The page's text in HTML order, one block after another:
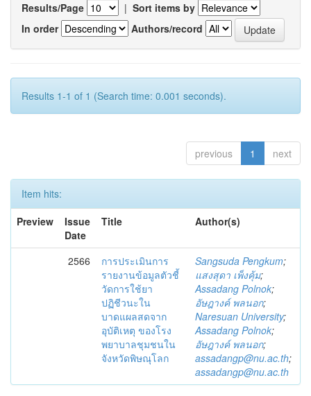
Results/Page | Sort items by
In order
Authors/record
Results 1-1 of 1 (Search time: 0.001 seconds).
previous 1 next
Item hits:
Preview
Issue
Date
Title Author(s)
2566
การประเมินการ
รายงานข้อมูลตัวชี้
วัดการใช้ยา
ปฏิชีวนะใน
บาดแผลสดจาก
อุบัติเหตุ ของโรง
พยาบาลชุมชนใน
จังหวัดพิษณุโลก
Sangsuda Pengkum;
แสงสุดา เพ็งคุ้ม;
Assadang Polnok;
อัษฎางค์ พลนอก;
Naresuan University;
Assadang Polnok;
อัษฎางค์ พลนอก;
assadangp@nu.ac.th;
assadangp@nu.ac.th